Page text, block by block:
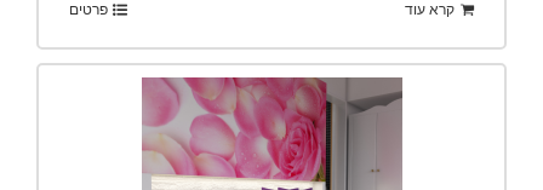
קרא עוד פרטים